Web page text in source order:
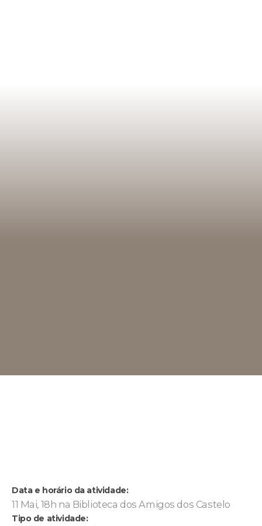
Data e horário da atividade:
11 Mai, 18h na Biblioteca dos Amigos dos Castelo
Tipo de atividade: